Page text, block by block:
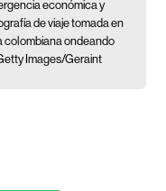
económica y
de viaje tomada en
colombiana ondeando
Images/Geraint